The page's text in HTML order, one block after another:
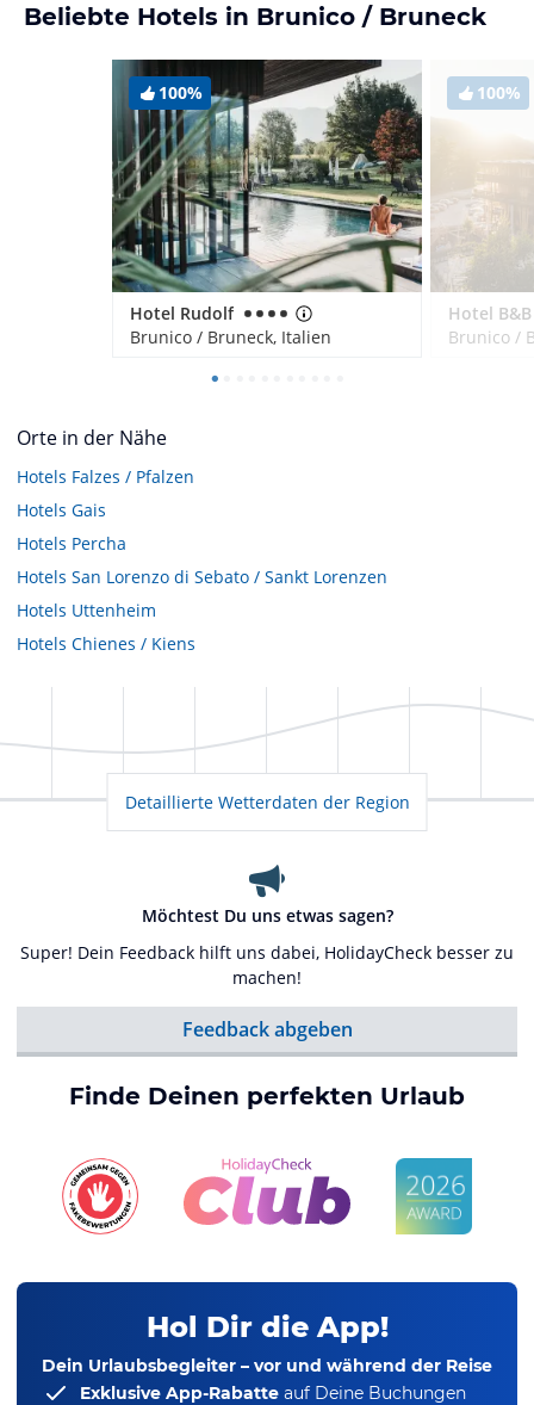
Beliebte Hotels in Brunico / Bruneck
100%
Hotel Rudolf
Brunico / Bruneck, Italien
100%
Brunico /
Orte in der Nähe
Hotels Falzes / Pfalzen
Hotels Gais
Hotels Percha
Hotels San Lorenzo di Sebato / Sankt Lorenzen
Hotels Uttenheim
Hotels Chienes / Kiens
Detaillierte Wetterdaten der Region
Möchtest Du uns etwas sagen?
Super! Dein Feedback hilft uns dabei, HolidayCheck besser zu
machen!
Feedback abgeben
Finde Deinen perfekten Urlaub
Hol Dir die App!
Dein Urlaubsbegleiter – vor und während der Reise
Exklusive App-Rabatte auf Deine Buchungen